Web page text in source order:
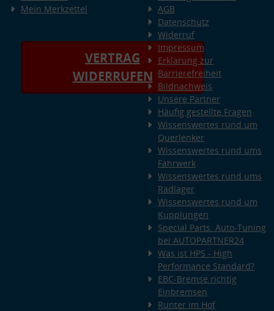
Mein Merkzettel
VERTRAG
WIDERRUFEN
AGB
Datenschutz
Widerruf
Impressum
Erklärung zur
Barrierefreiheit
Bildnachweis
Unsere Partner
Häufig gestellte Fragen
Wissenswertes rund um
Querlenker
Wissenswertes rund ums
Fahrwerk
Wissenswertes rund ums
Radlager
Wissenswertes rund um
Kupplungen
Special Parts: Auto-Tuning
bei AUTOPARTNER24
Was ist HPS - High
Performance Standard?
EBC-Bremse richtig
Einbremsen
Runter im Hof